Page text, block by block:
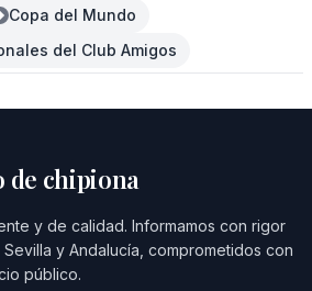
Copa del Mundo
del Club Amigos
de chipiona
y de calidad. Informamos con rigor
y Andalucía, comprometidos con
público.